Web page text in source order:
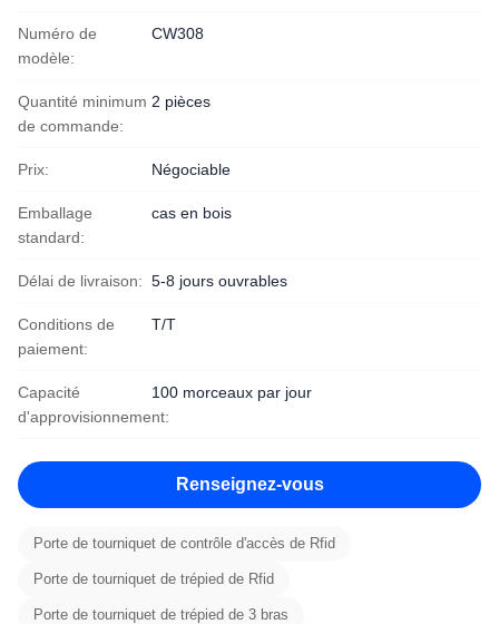
Numéro de
modèle:
CW308
Quantité minimum
de commande:
2 pièces
Prix: Négociable
Emballage
standard:
cas en bois
Délai de livraison: 5-8 jours ouvrables
Conditions de
paiement:
T/T
Capacité
d'approvisionnement:
100 morceaux par jour
Renseignez-vous
Porte de tourniquet de contrôle d'accès de Rfid
Porte de tourniquet de trépied de Rfid
Porte de tourniquet de trépied de 3 bras